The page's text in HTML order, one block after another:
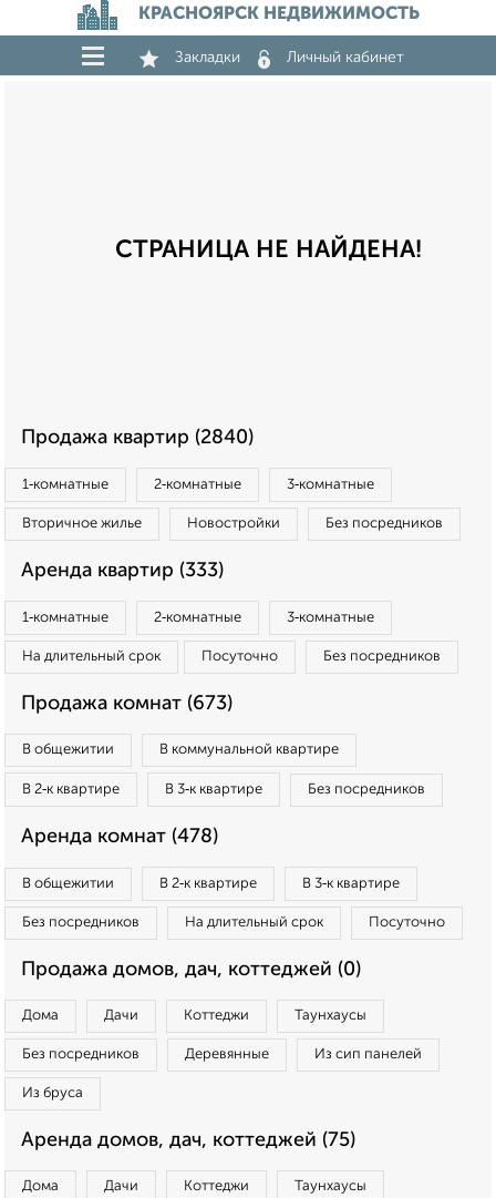
КРАСНОЯРСК НЕДВИЖИМОСТЬ
Закладки Личный кабинет
СТРАНИЦА НЕ НАЙДЕНА!
Продажа квартир (2840)
1‑комнатные 2‑комнатные 3‑комнатные
Вторичное жилье Новостройки Без посредников
Аренда квартир (333)
1‑комнатные 2‑комнатные 3‑комнатные
На длительный срок Посуточно Без посредников
Продажа комнат (673)
В общежитии В коммунальной квартире
В 2‑к квартире В 3‑к квартире Без посредников
Аренда комнат (478)
В общежитии В 2‑к квартире В 3‑к квартире
Без посредников На длительный срок Посуточно
Продажа домов, дач, коттеджей (0)
Дома Дачи Коттеджи Таунхаусы
Без посредников Деревянные Из сип панелей
Из бруса
Аренда домов, дач, коттеджей (75)
Дома Дачи Коттеджи Таунхаусы